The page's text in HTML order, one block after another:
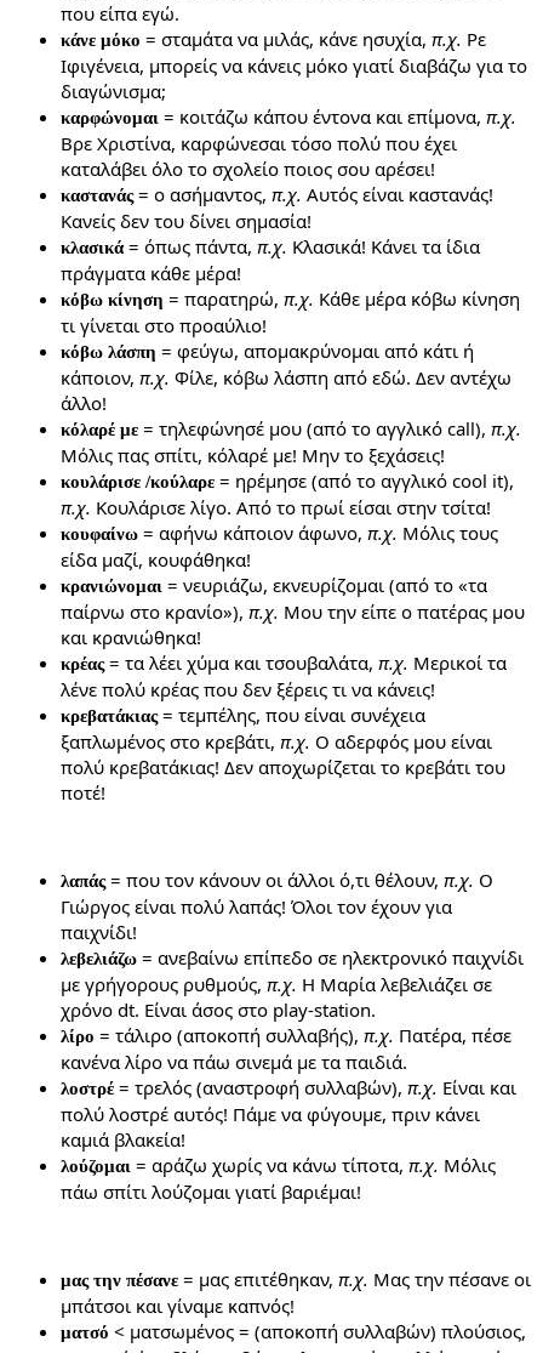
που είπα εγώ.
κάνε μόκο = σταμάτα να μιλάς, κάνε ησυχία, π.χ. Ρε
Ιφιγένεια, μπορείς να κάνεις μόκο γιατί διαβάζω για το
διαγώνισμα;
καρφώνομαι = κοιτάζω κάπου έντονα και επίμονα, π.χ.
Βρε Χριστίνα, καρφώνεσαι τόσο πολύ που έχει
καταλάβει όλο το σχολείο ποιος σου αρέσει!
καστανάς= ο ασήμαντος, π.χ. Αυτός είναι καστανάς!
Κανείς δεν του δίνει σημασία!
κλασικά= όπως πάντα, π.χ. Κλασικά! Κάνει τα ίδια
πράγματα κάθε μέρα!
κόβω κίνηση = παρατηρώ, π.χ. Κάθε μέρα κόβω κίνηση
τι γίνεται στο προαύλιο!
κόβω λάσπη = φεύγω, απομακρύνομαι από κάτι ή
κάποιον, π.χ. Φίλε, κόβω λάσπη από εδώ. Δεν αντέχω
άλλο!
κόλαρέ με = τηλεφώνησέ μου (από το αγγλικό call), π.χ.
Μόλις πας σπίτι, κόλαρέ με! Μην το ξεχάσεις!
κουλάρισε /κούλαρε = ηρέμησε (από το αγγλικό cool it),
π.χ. Κουλάρισε λίγο. Από το πρωί είσαι στην τσίτα!
κουφαίνω = αφήνω κάποιον άφωνο, π.χ. Μόλις τους
είδα μαζί, κουφάθηκα!
κρανιώνομαι = νευριάζω, εκνευρίζομαι (από το «τα
παίρνω στο κρανίο»), π.χ. Μου την είπε ο πατέρας μου
και κρανιώθηκα!
κρέας= τα λέει χύμα και τσουβαλάτα, π.χ. Μερικοί τα
λένε πολύ κρέας που δεν ξέρεις τι να κάνεις!
κρεβατάκιας= τεμπέλης, που είναι συνέχεια
ξαπλωμένος στο κρεβάτι, π.χ. Ο αδερφός μου είναι
πολύ κρεβατάκιας! Δεν αποχωρίζεται το κρεβάτι του
ποτέ!
λαπάς= που τον κάνουν οι άλλοι ό,τι θέλουν, π.χ. Ο
Γιώργος είναι πολύ λαπάς! Όλοι τον έχουν για
παιχνίδι!
λεβελιάζω = ανεβαίνω επίπεδο σε ηλεκτρονικό παιχνίδι
με γρήγορους ρυθμούς, π.χ. Η Μαρία λεβελιάζει σε
χρόνο dt. Είναι άσος στο play-station.
λίρο = τάλιρο (αποκοπή συλλαβής), π.χ. Πατέρα, πέσε
κανένα λίρο να πάω σινεμά με τα παιδιά.
λοστρέ = τρελός (αναστροφή συλλαβών), π.χ. Είναι και
πολύ λοστρέ αυτός! Πάμε να φύγουμε, πριν κάνει
καμιά βλακεία!
λούζομαι = αράζω χωρίς να κάνω τίποτα, π.χ. Μόλις
πάω σπίτι λούζομαι γιατί βαριέμαι!
μας την πέσανε = μας επιτέθηκαν, π.χ. Μας την πέσανε οι
μπάτσοι και γίναμε καπνός!
ματσό < ματσωμένος = (αποκοπή συλλαβών) πλούσιος,